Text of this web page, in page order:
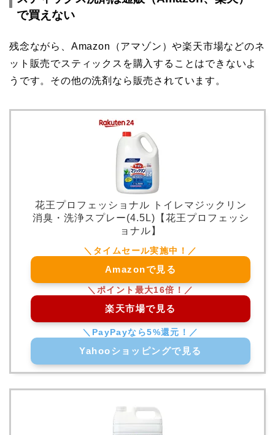
で買えない
残念ながら、Amazon（アマゾン）や楽天市場などのネ
ット販売でスティックスを購入することはできないよ
うです。その他の洗剤なら販売されています。
花王プロフェッショナル トイレマジックリン
消臭・洗浄スプレー(4.5L)【花王プロフェッシ
ョナル】
Amazonで見る
楽天市場で見る
Yahooショッピングで見る